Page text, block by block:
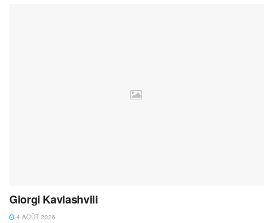
Giorgi Kavlashvili
4 AOÛT 2026